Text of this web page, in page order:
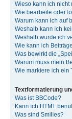
Wieso kann ich nicht
Wie bearbeite oder
Warum kann ich auf
Weshalb kann ich
Weshalb wurde ich
Wie kann ich
Was bewirkt die
Warum muss mein
Wie markiere ich ein
Textformatierung
Was ist BBCode?
Kann ich HTML
Was sind Smilies?